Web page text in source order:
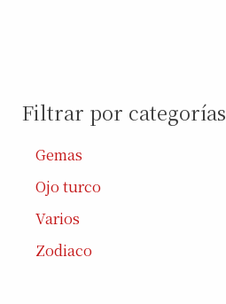
Filtrar por categorías
Gemas
Ojo turco
Varios
Zodiaco